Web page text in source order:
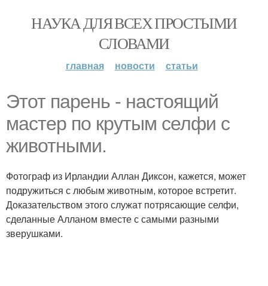
НАУКА ДЛЯ ВСЕХ ПРОСТЫМИ
СЛОВАМИ
главная новости статьи
Этот парень - настоящий
мастер по крутым селфи с
животными.
Фотограф из Ирландии Аллан Диксон, кажется, может
подружиться с любым животным, которое встретит.
Доказательством этого служат потрясающие селфи,
сделанные Алланом вместе с самыми разными
зверушками.